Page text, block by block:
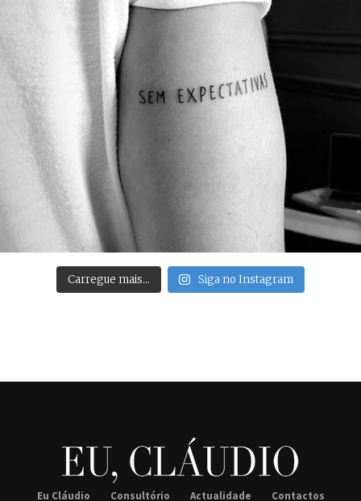
Carregue mais… Siga no Instagram
Eu Cláudio Consultório Actualidade Contactos